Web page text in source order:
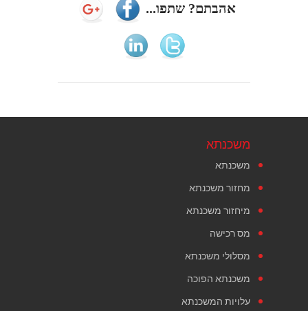
אהבתם? שתפו...
משכנתא
משכנתא
מחזור משכנתא
מיחזור משכנתא
מס רכישה
מסלולי משכנתא
משכנתא הפוכה
עלויות המשכנתא